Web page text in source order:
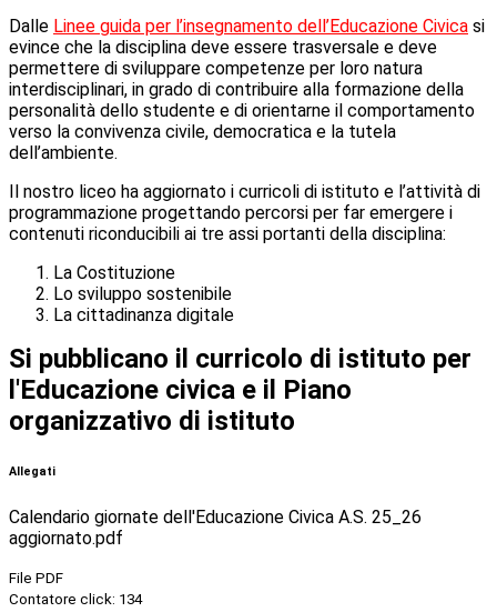
Dalle Linee guida per l’insegnamento dell’Educazione Civica si
evince che la disciplina deve essere trasversale e deve
permettere di sviluppare competenze per loro natura
interdisciplinari, in grado di contribuire alla formazione della
personalità dello studente e di orientarne il comportamento
verso la convivenza civile, democratica e la tutela
dell’ambiente.
Il nostro liceo ha aggiornato i curricoli di istituto e l’attività di
programmazione progettando percorsi per far emergere i
contenuti riconducibili ai tre assi portanti della disciplina:
La Costituzione
Lo sviluppo sostenibile
La cittadinanza digitale
Si pubblicano il curricolo di istituto per
l'Educazione civica e il Piano
organizzativo di istituto
Allegati
Calendario giornate dell'Educazione Civica A.S. 25_26
aggiornato.pdf
File PDF
Contatore click: 134